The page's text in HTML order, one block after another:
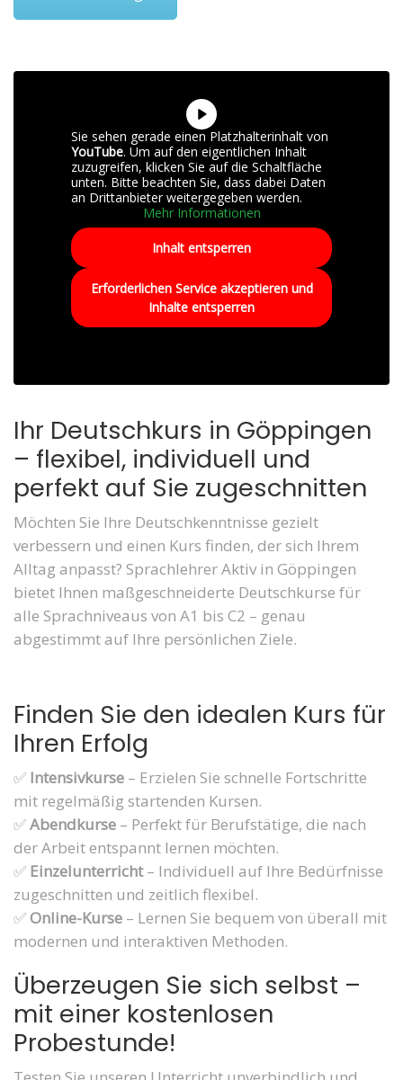
Sie sehen gerade einen Platzhalterinhalt von
YouTube. Um auf den eigentlichen Inhalt
zuzugreifen, klicken Sie auf die Schaltfläche
unten. Bitte beachten Sie, dass dabei Daten
an Drittanbieter weitergegeben werden.
Mehr Informationen
Inhalt entsperren
Erforderlichen Service akzeptieren und
Inhalte entsperren
Ihr Deutschkurs in Göppingen
– flexibel, individuell und
perfekt auf Sie zugeschnitten
Möchten Sie Ihre Deutschkenntnisse gezielt
verbessern und einen Kurs finden, der sich Ihrem
Alltag anpasst? Sprachlehrer Aktiv in Göppingen
bietet Ihnen maßgeschneiderte Deutschkurse für
alle Sprachniveaus von A1 bis C2 – genau
abgestimmt auf Ihre persönlichen Ziele.
Finden Sie den idealen Kurs für
Ihren Erfolg
✅ Intensivkurse – Erzielen Sie schnelle Fortschritte
mit regelmäßig startenden Kursen.
✅Abendkurse – Perfekt für Berufstätige, die nach
der Arbeit entspannt lernen möchten.
✅ Einzelunterricht– Individuell auf Ihre Bedürfnisse
zugeschnitten und zeitlich flexibel.
✅Online-Kurse – Lernen Sie bequem von überall mit
modernen und interaktiven Methoden.
Überzeugen Sie sich selbst –
mit einer kostenlosen
Probestunde!